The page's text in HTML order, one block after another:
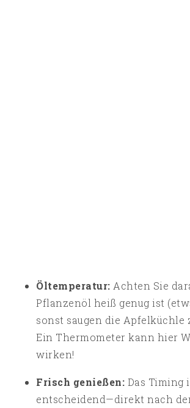
Öltemperatur: Achten Sie
Pflanzenöl heiß genug ist
sonst saugen die Apfelküchle
Ein Thermometer kann hier
wirken!
Frisch genießen: Das Timing
entscheidend—direkt nach